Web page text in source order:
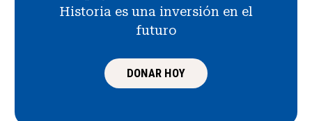
Historia es una inversión en el
futuro
DONAR HOY